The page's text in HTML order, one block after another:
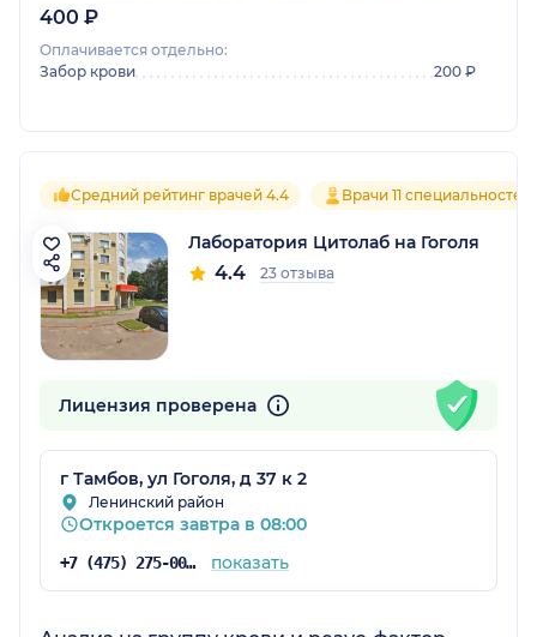
400 ₽
Оплачивается отдельно:
Забор крови
200 ₽
Средний рейтинг врачей 4.4 Врачи 11 специальностей
Лаборатория Цитолаб на Гоголя
4.4 23 отзыва
Лицензия проверена
г Тамбов, ул Гоголя, д 37 к 2
Ленинский район
Откроется завтра в 08:00
+7 (475) 275-00-55 показать